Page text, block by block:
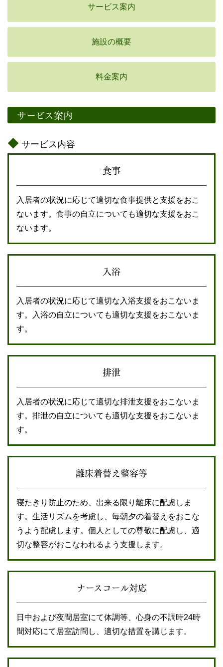
サービス案内
施設の概要
料金案内
サービス案内
サービス内容
食事
入居者の状況に応じて適切な食事提供と支援をおこ
ないます。食事の自立についても適切な支援をおこ
ないます。
入浴
入居者の状況に応じて適切な入浴支援をおこないま
す。入浴の自立についても適切な支援をおこないま
す。
排泄
入居者の状況に応じて適切な排泄支援をおこないま
す。排泄の自立についても適切な支援をおこないま
す。
離床着替え整容等
寝たきり防止のため、出来る限り離床に配慮しま
す。生活リズムを考慮し、毎朝夕の着替えをおこな
うよう配慮します。個人としての尊敬に配慮し、適
切な整容がおこなわれるよう支援します。
ナースコール対応
日中および夜間居室にて体調等、心身の不調時24時
間対応にて居室訪問し、適切な措置を講じます。